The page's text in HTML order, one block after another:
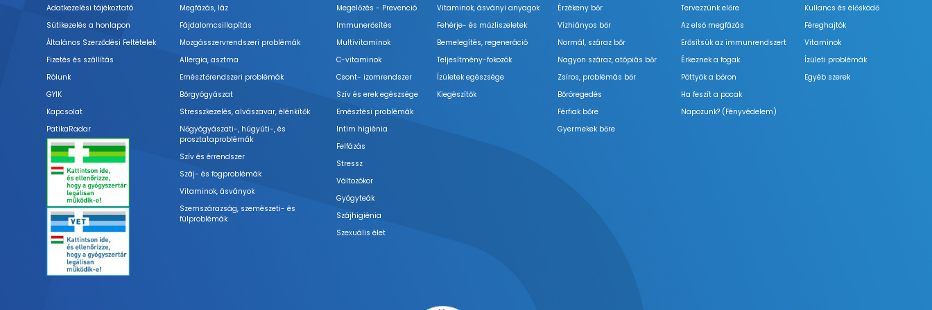
Adatkezelési tájékoztató
Sütikezelés a honlapon
Általános Szerződési Feltételek
Fizetés és szállítás
Rólunk
GYIK
Kapcsolat
PatikaRadar
Megfázás, láz
Fájdalomcsillapítás
Mozgásszervrendszeri problémák
Allergia, asztma
Emésztőrendszeri problémák
Bőrgyógyászat
Stresszkezelés, alvászavar, élénkítők
Nőgyógyászati-, húgyúti-, és
prosztataproblémák
Szív és érrendszer
Száj- és fogproblémák
Vitaminok, ásványok
Szemszárazság, szemészeti- és
fülproblémák
Megelőzés - Prevenció
Immunerősítés
Multivitaminok
C-vitaminok
Csont- izomrendszer
Szív és erek egészsége
Emésztési problémák
Intim higiénia
Felfázás
Stressz
Változókor
Gyógyteák
Szájhigiénia
Szexuális élet
Vitaminok, ásványi anyagok
Fehérje- és műzliszeletek
Bemelegítés, regeneráció
Teljesítmény-fokozók
Ízületek egészsége
Kiegészítők
Érzékeny bőr
Vízhiányos bőr
Normál, száraz bőr
Nagyon száraz, atópiás bőr
Zsíros, problémás bőr
Bőröregedés
Férfiak bőre
Gyermekek bőre
Tervezzünk előre
Az első megfázás
Erősítsük az immunrendszert
Érkeznek a fogak
Pöttyök a bőron
Ha feszít a pocak
Napozunk? (Fényvédelem)
Kullancs és élősködő
Féreghajtók
Vitaminok
Ízületi problémák
Egyéb szerek